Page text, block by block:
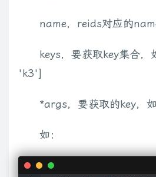
name，reids对应的
keys，要获取key集合
'k3']
*args，要获取的key，
如：